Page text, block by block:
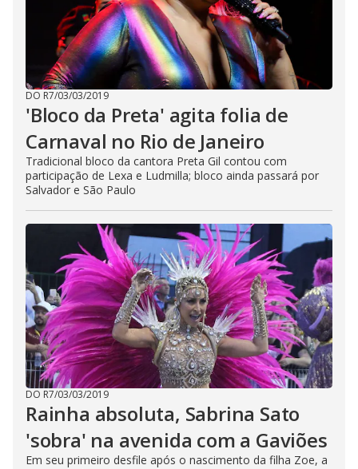
DO R7/03/03/2019
'Bloco da Preta' agita folia de
Carnaval no Rio de Janeiro
Tradicional bloco da cantora Preta Gil contou com
participação de Lexa e Ludmilla; bloco ainda passará por
Salvador e São Paulo
DO R7/03/03/2019
Rainha absoluta, Sabrina Sato
'sobra' na avenida com a Gaviões
Em seu primeiro desfile após o nascimento da filha Zoe, a